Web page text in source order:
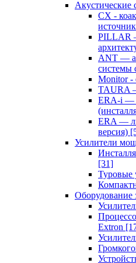
Акустические
CX -
PILLAR
ANT —
системы
Monitor -
TAURA
ERA-i —
ERA —
версия)
Усилители
[31]
Туровые
Оборудование
Extron